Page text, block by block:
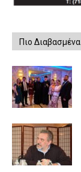
Πιο Διαβασμένα